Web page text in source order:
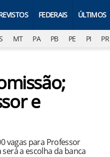
FEDERAIS ÚLTIMOS
MT PA PB PE PI PR
e
vagas para Professor
a escolha da banca